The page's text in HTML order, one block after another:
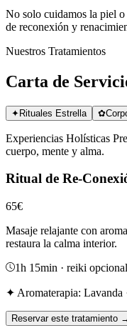
No solo cuidamos la piel
de reconexión y
Nuestros Tratamientos
Carta de
✦ Rituales Estrella ✿
Experiencias Holísticas
cuerpo, mente y alma.
Ritual de Re-
65€
Masaje relajante con
restaura la calma interior.
1h 15min · reiki opcional
✦ Aromaterapia: Lavanda
Reservar este tratamiento